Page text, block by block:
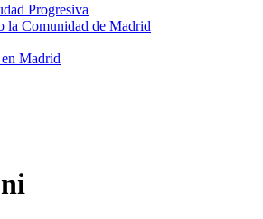
Progresiva
la Comunidad de Madrid
Madrid